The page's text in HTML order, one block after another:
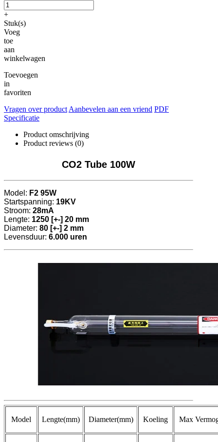
+
Stuk(s)
Voeg
toe
aan
winkelwagen
Toevoegen
in
favoriten
Vragen over product Aanbevelen aan een vriend PDF
Specificatie
Product omschrijving
Product reviews (0)
CO2 Tube 100W
Model: F2 95W
Startspanning: 19KV
Stroom: 28mA
Lengte: 1250 [+-] 20 mm
Diameter: 80 [+-] 2 mm
Levensduur: 6.000 uren
Model Lengte(mm) Diameter(mm) Koeling Max